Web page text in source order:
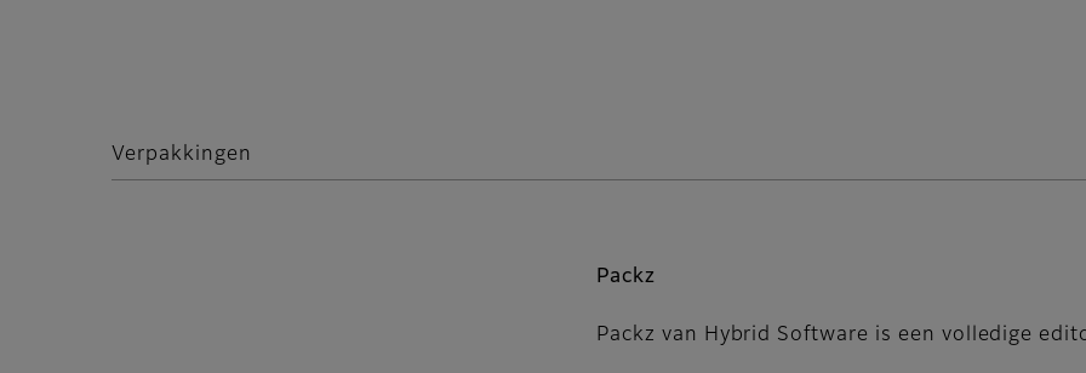
Verpakkingen
Packz
Packz van Hybrid Software is een volledige